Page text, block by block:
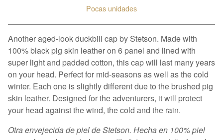
Ver carrito
Pocas unidades
Another aged-look duckbill cap by Stetson. Made with
100% black pig skin leather on 6 panel and lined with
super light and padded cotton, this cap will last many years
on your head. Perfect for mid-seasons as well as the cold
winter. Each one is slightly different due to the brushed pig
skin leather. Designed for the adventurers, it will protect
your head against the wind, the cold and the rain.
Otra envejecida de piel de Stetson. Hecha en 100% piel